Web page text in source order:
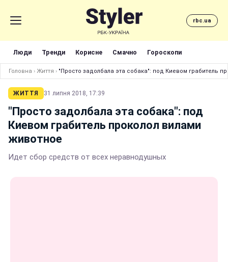
rbc.ua
Люди Тренди Корисне Смачно Гороскопи
Головна › Життя › "Просто задолбала эта собака": под Киевом грабитель
ЖИТТЯ 31 липня 2018, 17:39
"Просто задолбала эта собака": под
Киевом грабитель проколол вилами
животное
Идет сбор средств от всех неравнодушных